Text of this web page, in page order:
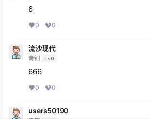
6
0 0
流沙现代
青铜 Lv0
666
0 0
users50190